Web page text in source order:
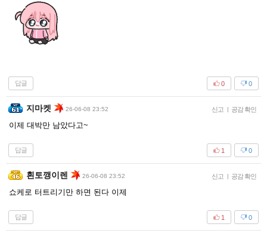
답글 0
0
지마켓 26-06-08 23:52 신고 | 공감 확인
이제 대박만 남았다고~
답글 0
1
흰토깽이렌 26-06-08 23:52 신고 | 공감 확인
쇼케로 터트리기만 하면 된다 이제
답글 0
1